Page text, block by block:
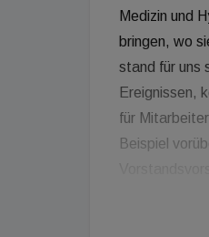
Medizin und
bringen, wo
stand für uns
Ereignissen,
für
Beispiel